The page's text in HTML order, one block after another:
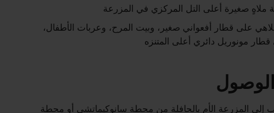
ملاهٍ صغيرة أعلى التل المركزي في المزرعة
على قطار أفعواني صغير، وبيت المرح، وعربات الأطفال،
قطار مونوريل دائري أعلى المتنزه
إلى المزرعة الأم بالحافلة من محطة سانوكيماتشي أو محطة